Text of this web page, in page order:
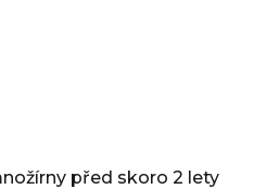
před skoro 2 lety